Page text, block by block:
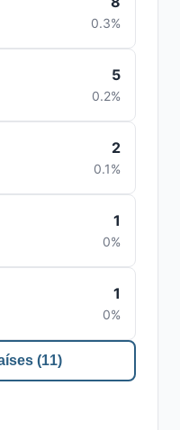
0.3%
5
0.2%
2
0.1%
1
0%
1
0%
(11)